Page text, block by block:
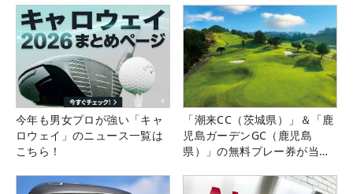
今年も男女プロが強い「キャ
ロウェイ」のニュース一覧は
こちら！
「潮来CC（茨城県）」＆「鹿
児島ガーデンGC（鹿児島
県）」の無料プレー券が当た